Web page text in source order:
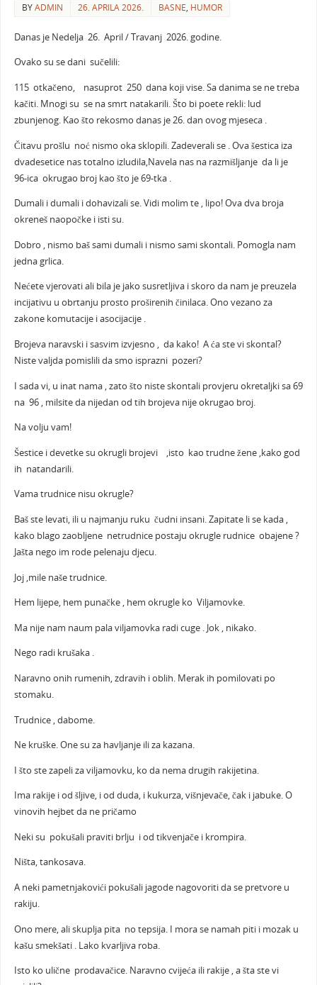
BYADMIN 26. APRILA 2026. BASNE, HUMOR
Danas je Nedelja 26. April / Travanj 2026. godine.
Ovako su se dani sučelili:
115 otkačeno, nasuprot 250 dana koji vise. Sa danima se ne treba
kačiti. Mnogi su se na smrt natakarili. Što bi poete rekli: lud
zbunjenog. Kao što rekosmo danas je 26. dan ovog mjeseca .
Čitavu prošlu noć nismo oka sklopili. Zadeverali se . Ova šestica iza
dvadesetice nas totalno izludila,Navela nas na razmišljanje da li je
96-ica okrugao broj kao što je 69-tka .
Dumali i dumali i dohavizali se. Vidi molim te , lipo! Ova dva broja
okreneš naopočke i isti su.
Dobro , nismo baš sami dumali i nismo sami skontali. Pomogla nam
jedna grlica.
Nećete vjerovati ali bila je jako susretljiva i skoro da nam je preuzela
incijativu u obrtanju prosto proširenih činilaca. Ono vezano za
zakone komutacije i asocijacije .
Brojeva naravski i sasvim izvjesno , da kako! A ća ste vi skontal?
Niste valjda pomislili da smo isprazni pozeri?
I sada vi, u inat nama , zato što niste skontali provjeru okretaljki sa 69
na 96 , milsite da nijedan od tih brojeva nije okrugao broj.
Na volju vam!
Šestice i devetke su okrugli brojevi ,isto kao trudne žene ,kako god
ih natandarili.
Vama trudnice nisu okrugle?
Baš ste levati, ili u najmanju ruku čudni insani. Zapitate li se kada ,
kako blago zaobljene netrudnice postaju okrugle rudnice obajene ?
Jašta nego im rode pelenaju djecu.
Joj ,mile naše trudnice.
Hem lijepe, hem punačke , hem okrugle ko Viljamovke.
Ma nije nam naum pala viljamovka radi cuge . Jok , nikako.
Nego radi krušaka .
Naravno onih rumenih, zdravih i oblih. Merak ih pomilovati po
stomaku.
Trudnice , dabome.
Ne kruške. One su za havljanje ili za kazana.
I što ste zapeli za viljamovku, ko da nema drugih rakijetina.
Ima rakije i od šljive, i od duda, i kukurza, višnjevače, čak i jabuke. O
vinovih hejbet da ne pričamo
Neki su pokušali praviti brlju i od tikvenjače i krompira.
Ništa, tankosava.
A neki pametnjakovići pokušali jagode nagovoriti da se pretvore u
rakiju.
Ono mere, ali skuplja pita no tepsija. I mora se namah piti i mozak u
kašu smekšati . Lako kvarljiva roba.
Isto ko ulične prodavačice. Naravno cvijeća ili rakije , a šta ste vi